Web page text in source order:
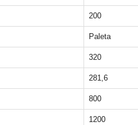
200
Paleta
320
281,6
800
1200